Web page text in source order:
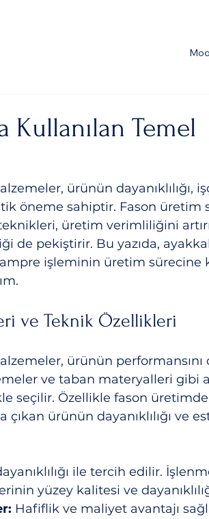
Kullanılan Temel
ürünün dayanıklılığı,
öneme sahiptir. Fason üretim
üretim verimliliğini
de pekiştirir. Bu yazıda,
işleminin üretim sürecine
ve Teknik Özellikleri
ürünün performansını
ve taban materyalleri gibi
seçilir. Özellikle fason
ürünün dayanıklılığı ve
ile tercih edilir.
yüzey kalitesi ve
Hafiflik ve maliyet avantajı